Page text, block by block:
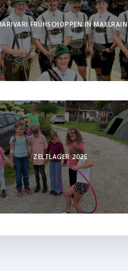
FRÜHSCHOPPEN IN MAXLRAIN
ZELTLAGER 2025